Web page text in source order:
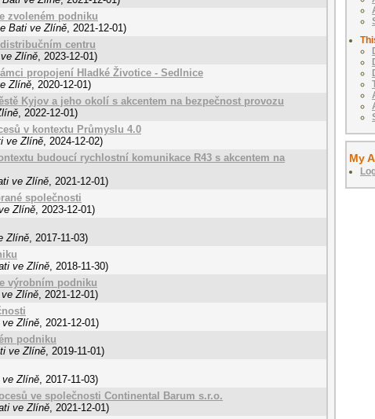
zvoleném podniku
Bati ve Zlíně, 2021-12-01)
centru
Zlíně, 2023-12-01)
propojení Hladké Životice - Sedlnice
Zlíně, 2020-12-01)
Kyjov a jeho okolí s akcentem na bezpečnost provozu
, 2022-12-01)
v kontextu Průmyslu 4.0
ve Zlíně, 2024-12-02)
budoucí rychlostní komunikace R43 s akcentem na
ve Zlíně, 2021-12-01)
společnosti
Zlíně, 2023-12-01)
Zlíně, 2017-11-03)
ve Zlíně, 2018-11-30)
výrobním podniku
Zlíně, 2021-12-01)
ve Zlíně, 2021-12-01)
podniku
ve Zlíně, 2019-11-01)
ve Zlíně, 2017-11-03)
ve společnosti Continental Barum s.r.o.
ve Zlíně, 2021-12-01)
My